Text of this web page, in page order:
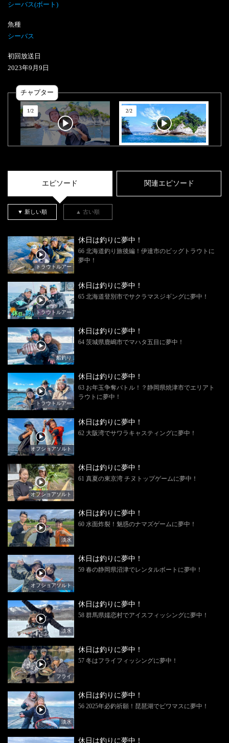
シーバス(ボート)
魚種
シーバス
初回放送日
2023年9 月 9 日
チャプター
1/2 2/2
エピソード 関連エピソード
▼ 新しい順 ▲ 古い順
トラウトルアー
休日は釣りに夢中！
66 北海道釣り旅後編！伊達市のビッグトラウトに
夢中！
トラウトルアー
休日は釣りに夢中！
65 北海道登別市でサクラマスジギングに夢中！
船釣り
休日は釣りに夢中！
64 茨城県鹿嶋市でマハタ五目に夢中！
トラウトルアー
休日は釣りに夢中！
63 お年玉争奪バトル！？静岡県焼津市でエリアト
ラウトに夢中！
オフショアソルト
休日は釣りに夢中！
62 大阪湾でサワラキャスティングに夢中！
オフショアソルト
休日は釣りに夢中！
61 真夏の東京湾 チヌトップゲームに夢中！
淡水
休日は釣りに夢中！
60 水面炸裂！魅惑のナマズゲームに夢中！
オフショアソルト
休日は釣りに夢中！
59 春の静岡県沼津でレンタルボートに夢中！
淡水
休日は釣りに夢中！
58 群馬県嬬恋村でアイスフィッシングに夢中！
フライ
休日は釣りに夢中！
57 冬はフライフィッシングに夢中！
淡水
休日は釣りに夢中！
56 2025年必釣祈願！琵琶湖でビワマスに夢中！
休日は釣りに夢中！